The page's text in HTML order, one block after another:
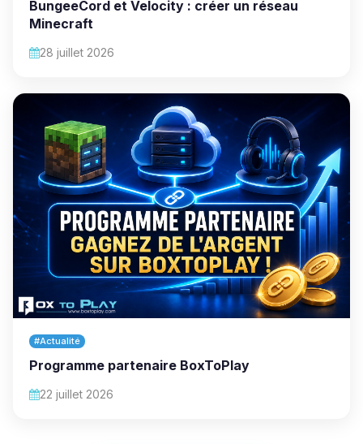
BungeeCord et Velocity : créer un réseau
Minecraft
28 juillet 2026
#Actualité
Programme partenaire BoxToPlay
22 juillet 2026